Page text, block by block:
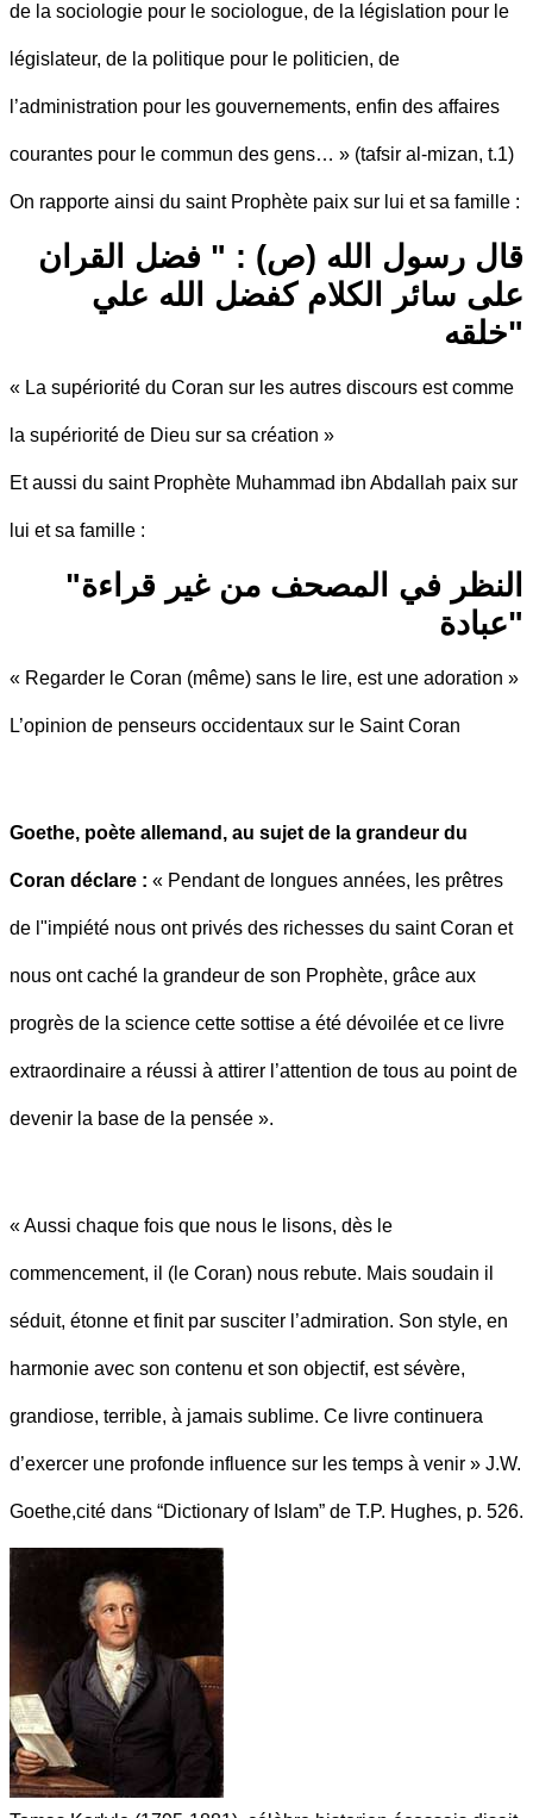
de la sociologie pour le sociologue, de la législation pour le
législateur, de la politique pour le politicien, de
l’administration pour les gouvernements, enfin des affaires
courantes pour le commun des gens… » (tafsir al-mizan, t.1)
On rapporte ainsi du saint Prophète paix sur lui et sa famille :
قال رسول الله (ص) : " فضل القران
على سائر الكلام كفضل الله علي
خلقه"
« La supériorité du Coran sur les autres discours est comme
la supériorité de Dieu sur sa création »
Et aussi du saint Prophète Muhammad ibn Abdallah paix sur
lui et sa famille :
"النظر في المصحف من غير قراءة
عبادة"
« Regarder le Coran (même) sans le lire, est une adoration »
L’opinion de penseurs occidentaux sur le Saint Coran
Goethe, poète allemand, au sujet de la grandeur du
Coran déclare : « Pendant de longues années, les prêtres
de l"impiété nous ont privés des richesses du saint Coran et
nous ont caché la grandeur de son Prophète, grâce aux
progrès de la science cette sottise a été dévoilée et ce livre
extraordinaire a réussi à attirer l’attention de tous au point de
devenir la base de la pensée ».
« Aussi chaque fois que nous le lisons, dès le
commencement, il (le Coran) nous rebute. Mais soudain il
séduit, étonne et finit par susciter l’admiration. Son style, en
harmonie avec son contenu et son objectif, est sévère,
grandiose, terrible, à jamais sublime. Ce livre continuera
d’exercer une profonde influence sur les temps à venir » J.W.
Goethe,cité dans “Dictionary of Islam” de T.P. Hughes, p. 526.